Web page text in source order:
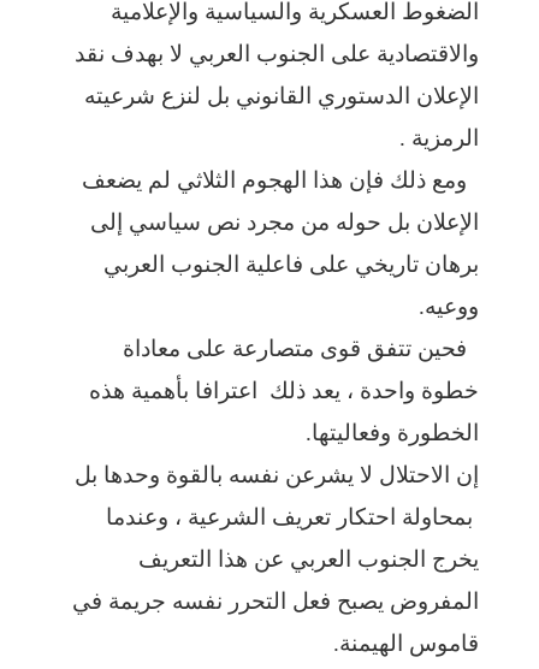
الضغوط العسكرية والسياسية والإعلامية
والاقتصادية على الجنوب العربي لا بهدف نقد
الإعلان الدستوري القانوني بل لنزع شرعيته
الرمزية .
ومع ذلك فإن هذا الهجوم الثلاثي لم يضعف
الإعلان بل حوله من مجرد نص سياسي إلى
برهان تاريخي على فاعلية الجنوب العربي
ووعيه.
فحين تتفق قوى متصارعة على معاداة
خطوة واحدة ، يعد ذلك اعترافا بأهمية هذه
الخطورة وفعاليتها.
إن الاحتلال لا يشرعن نفسه بالقوة وحدها بل
بمحاولة احتكار تعريف الشرعية ، وعندما
يخرج الجنوب العربي عن هذا التعريف
المفروض يصبح فعل التحرر نفسه جريمة في
قاموس الهيمنة.